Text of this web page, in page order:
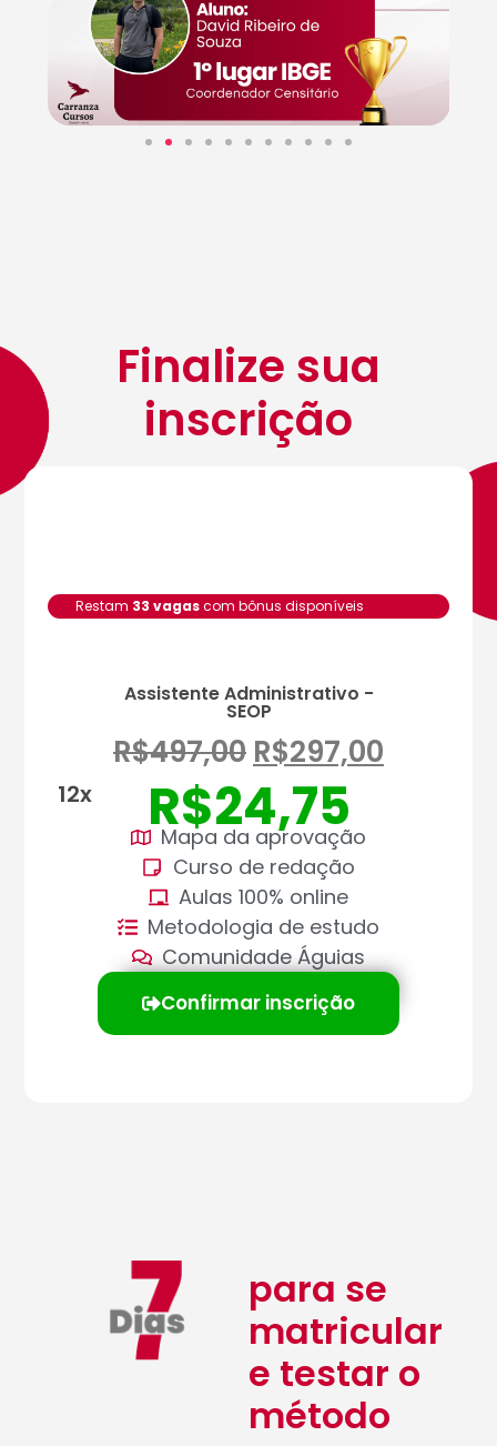
Finalize sua
inscrição
Restam 33 vagascom bônus disponíveis
Assistente Administrativo -
SEOP
R$497,00 R$297,00
R$24,75
12x
Mapa da aprovação
Curso de redação
Aulas 100% online
Metodologia de estudo
Comunidade Águias
Confirmar inscrição
para se
matricular
e testar o
método